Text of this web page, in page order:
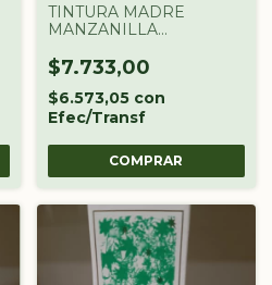
TINTURA MADRE
MANZANILLA
ARGENTINA X 60 CC
$7.733,00
$6.573,05 con
Efec/Transf